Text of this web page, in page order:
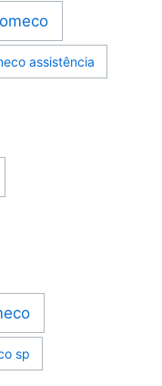
assistência
sp